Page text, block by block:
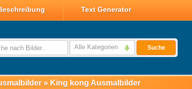
Text Generator
Alle Kategorien Suche
Valentin Bilder
Valentin Smileys
Disney Valentin Bilder
» King kong Ausmalbilder